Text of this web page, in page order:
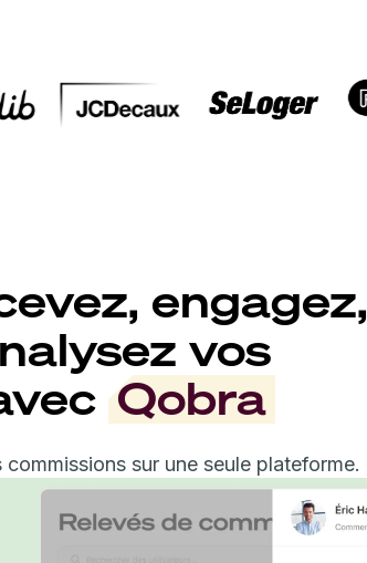
engagez,
vos
Qobra
sur une seule plateforme.